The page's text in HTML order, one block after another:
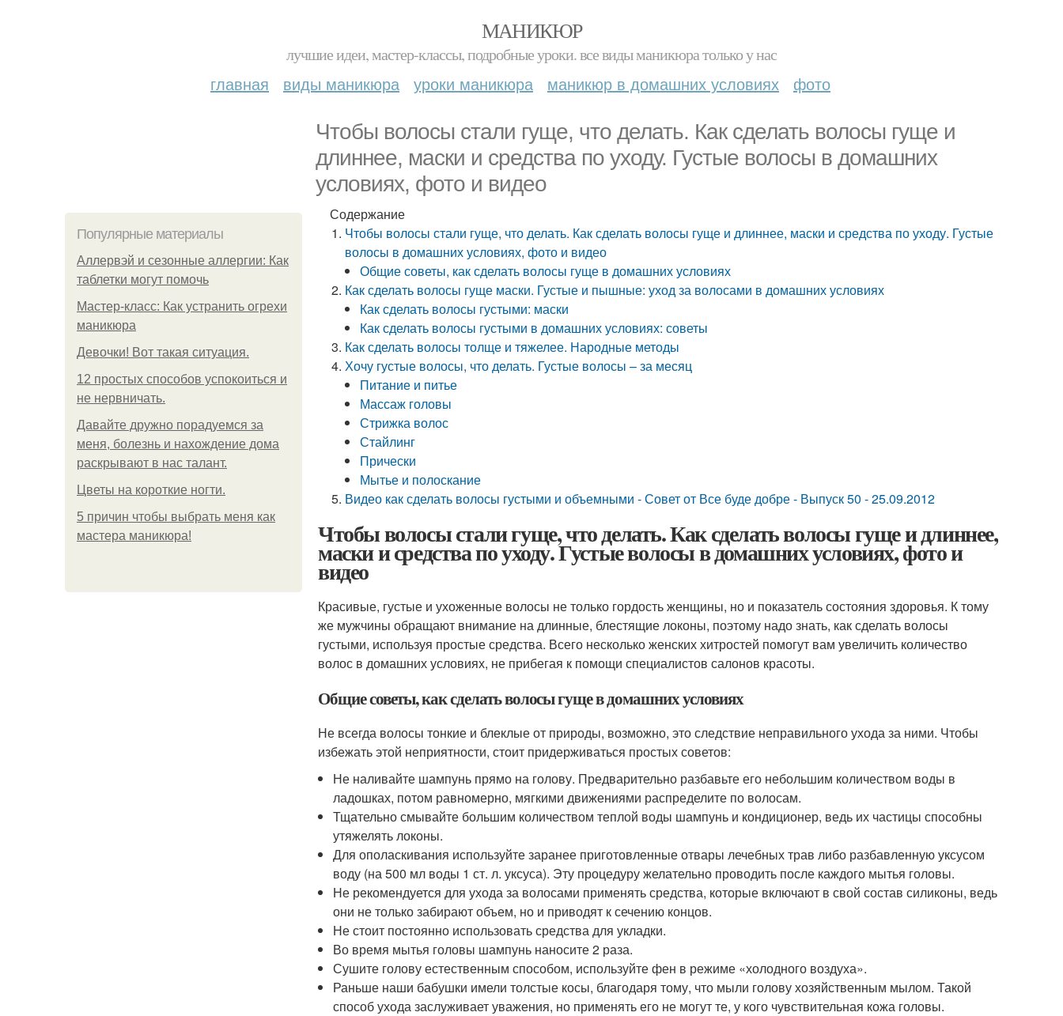
МАНИКЮР
лучшие идеи, мастер-классы, подробные уроки. все виды маникюра только у нас
главная виды маникюра уроки маникюра маникюр в домашних условиях фото
Чтобы волосы стали гуще, что делать. Как сделать волосы гуще и
длиннее, маски и средства по уходу. Густые волосы в домашних
условиях, фото и видео
Популярные материалы
Аллервэй и сезонные аллергии: Как
таблетки могут помочь
Мастер-класс: Как устранить огрехи
маникюра
Девочки! Вот такая ситуация.
12 простых способов успокоиться и
не нервничать.
Давайте дружно порадуемся за
меня, болезнь и нахождение дома
раскрывают в нас талант.
Цветы на короткие ногти.
5 причин чтобы выбрать меня как
мастера маникюра!
Содержание
Чтобы волосы стали гуще, что делать. Как сделать волосы гуще и длиннее, маски и средства по уходу. Густые
волосы в домашних условиях, фото и видео
Общие советы, как сделать волосы гуще в домашних условиях
Как сделать волосы гуще маски. Густые и пышные: уход за волосами в домашних условиях
Как сделать волосы густыми: маски
Как сделать волосы густыми в домашних условиях: советы
Как сделать волосы толще и тяжелее. Народные методы
Хочу густые волосы, что делать. Густые волосы – за месяц
Питание и питье
Массаж головы
Стрижка волос
Стайлинг
Прически
Мытье и полоскание
Видео как сделать волосы густыми и объемными - Совет от Все буде добре - Выпуск 50 - 25.09.2012
Чтобы волосы стали гуще, что делать. Как сделать волосы гуще и длиннее,
маски и средства по уходу. Густые волосы в домашних условиях, фото и
видео
Красивые, густые и ухоженные волосы не только гордость женщины, но и показатель состояния здоровья. К тому
же мужчины обращают внимание на длинные, блестящие локоны, поэтому надо знать, как сделать волосы
густыми, используя простые средства. Всего несколько женских хитростей помогут вам увеличить количество
волос в домашних условиях, не прибегая к помощи специалистов салонов красоты.
Общие советы, как сделать волосы гуще в домашних условиях
Не всегда волосы тонкие и блеклые от природы, возможно, это следствие неправильного ухода за ними. Чтобы
избежать этой неприятности, стоит придерживаться простых советов:
Не наливайте шампунь прямо на голову. Предварительно разбавьте его небольшим количеством воды в
ладошках, потом равномерно, мягкими движениями распределите по волосам.
Тщательно смывайте большим количеством теплой воды шампунь и кондиционер, ведь их частицы способны
утяжелять локоны.
Для ополаскивания используйте заранее приготовленные отвары лечебных трав либо разбавленную уксусом
воду (на 500 мл воды 1 ст. л. уксуса). Эту процедуру желательно проводить после каждого мытья головы.
Не рекомендуется для ухода за волосами применять средства, которые включают в свой состав силиконы, ведь
они не только забирают объем, но и приводят к сечению концов.
Не стоит постоянно использовать средства для укладки.
Во время мытья головы шампунь наносите 2 раза.
Сушите голову естественным способом, используйте фен в режиме «холодного воздуха».
Раньше наши бабушки имели толстые косы, благодаря тому, что мыли голову хозяйственным мылом. Такой
способ ухода заслуживает уважения, но применять его не могут те, у кого чувствительная кожа головы.